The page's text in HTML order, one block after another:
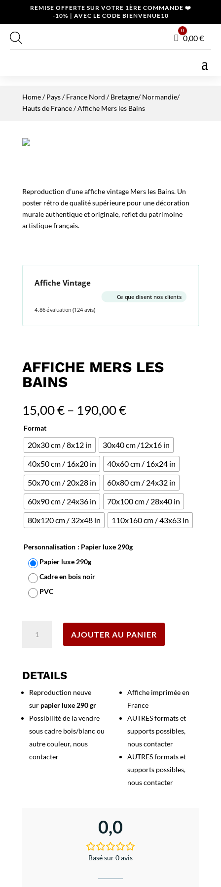
REMISE OFFERTE SUR VOTRE 1ÈRE COMMANDE ❤️
-10% | AVEC LE CODE BIENVENUE10
Panier
0
0,00€
Home/Pays/France Nord /Bretagne/ Normandie/
Hauts de France/ Affiche Mers les Bains
Reproduction d’une affiche vintage Mers les Bains. Un
poster rétro de qualité supérieure pour une décoration
murale authentique et originale, reflet du patrimoine
artistique français.
Affiche Vintage
Ce que disent nos clients
4.86 évaluation (124 avis)
AFFICHE MERS LES
BAINS
15,00€– 190,00€
Format
20x30 cm / 8x12 in
30x40 cm /12x16 in
40x50 cm / 16x20 in
40x60 cm / 16x24 in
50x70 cm / 20x28 in
60x80 cm / 24x32 in
60x90 cm / 24x36 in
70x100 cm / 28x40 in
80x120 cm / 32x48 in
110x160 cm / 43x63 in
Personnalisation : Papier luxe 290g
Papier luxe 290g
Cadre en bois noir
PVC
les
AJOUTER AU PANIER
DETAILS
Reproduction neuve
sur papier luxe 290 gr
Possibilité de la vendre
sous cadre bois/blanc ou
autre couleur, nous
contacter
Affiche imprimée en
France
AUTRES formats et
supports possibles,
nous contacter
AUTRES formats et
supports possibles,
nous contacter
0,0
Basé sur 0 avis